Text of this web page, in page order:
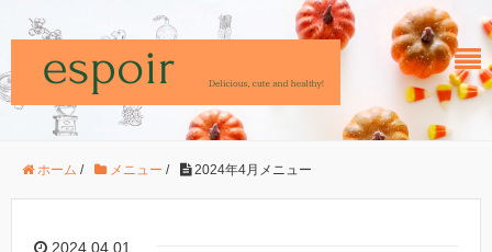
ホーム / メニュー / 2024年4月メニュー
2024.04.01